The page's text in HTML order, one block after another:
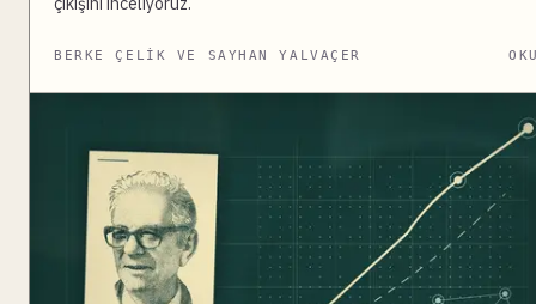
BERKE ÇELIK VE SAYHAN YALVAÇER